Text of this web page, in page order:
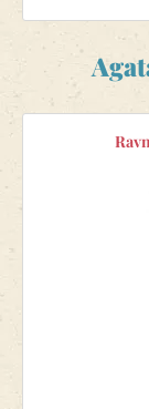
Plezalna